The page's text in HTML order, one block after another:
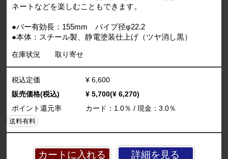
ネートなどを楽しむこともできます。
●バー有効長：155mm パイプ径φ22.2
●本体：スチール製、静電塗装仕上げ（ツヤ消し黒）
在庫状況 取り寄せ
詳細を見る
税込定価
¥ 6,600
販売価格(税込)
¥ 5,700(¥ 6,270)
ポイント還元率
カード：1.0％ / 現金：3.0％
送料有料